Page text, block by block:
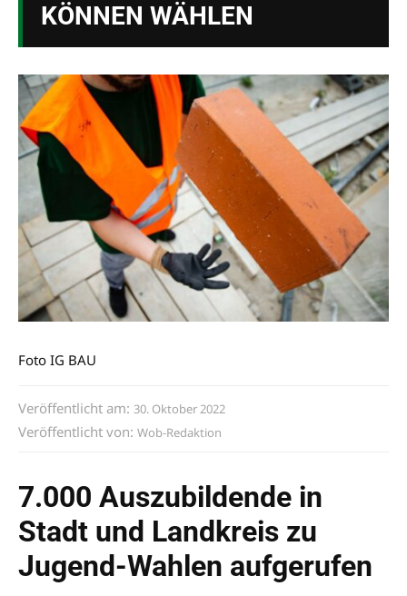
KÖNNEN WÄHLEN
Foto IG BAU
Veröffentlicht am: 30. Oktober 2022
Veröffentlicht von: Wob-Redaktion
7.000 Auszubildende in
Stadt und Landkreis zu
Jugend-Wahlen aufgerufen